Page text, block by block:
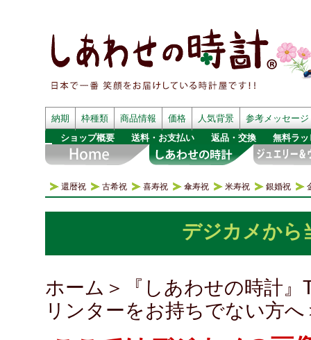
納期 枠種類 商品情報 価格 人気背景
参考メッセージ
ショップ概要
送料・お支払い 返品・交換 無料ラッ
還暦祝 古希祝 喜寿祝 傘寿祝 米寿祝 銀婚祝
デジカメから
ホーム ＞
『しあわせの時計』
リンターをお持ちでない方へ